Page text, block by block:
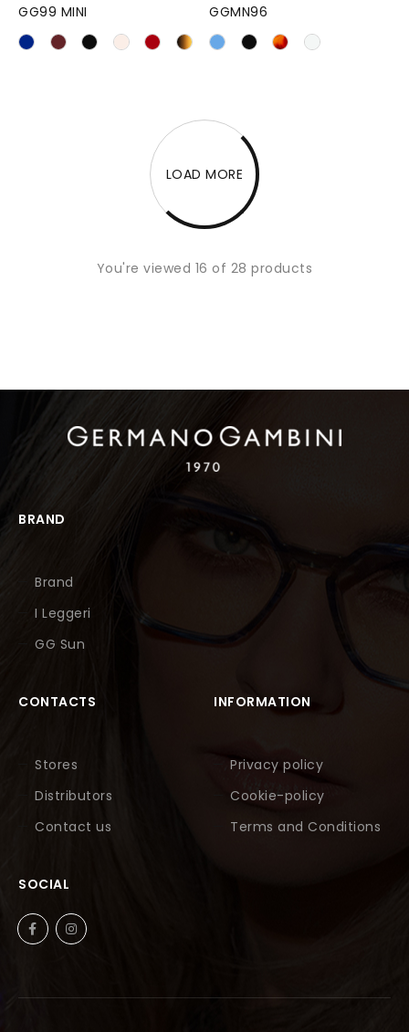
GG99 MINI
GGMN96
LOAD MORE
You're viewed 16 of 28 products
BRAND
Brand
I Leggeri
GG Sun
CONTACTS
Stores
Distributors
Contact us
INFORMATION
Privacy policy
Cookie-policy
Terms and Conditions
SOCIAL